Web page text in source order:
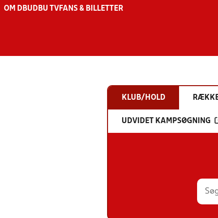
OM DBU DBU TV FANS & BILLETTER
KLUB/HOLD
UDVIDET KAMPSØGNING